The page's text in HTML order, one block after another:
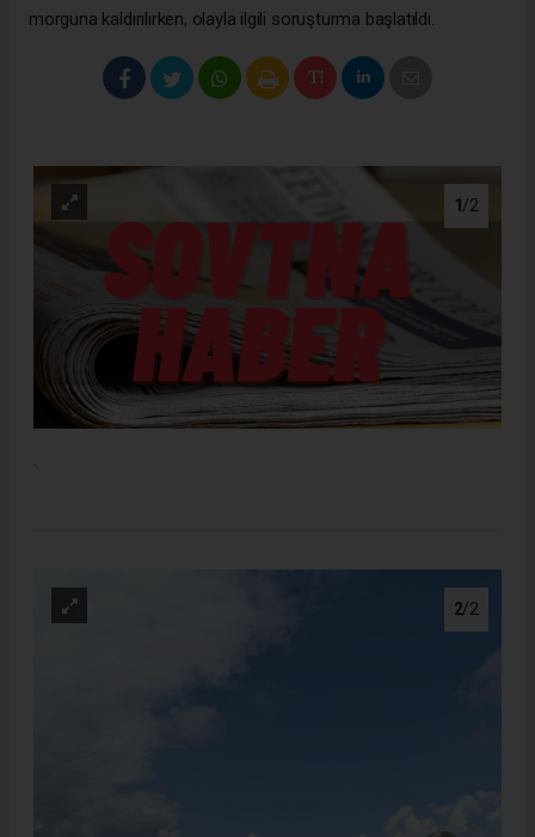
morguna kaldırılırken, olayla ilgili soruşturma başlatıldı.
1 /2
.
2/2